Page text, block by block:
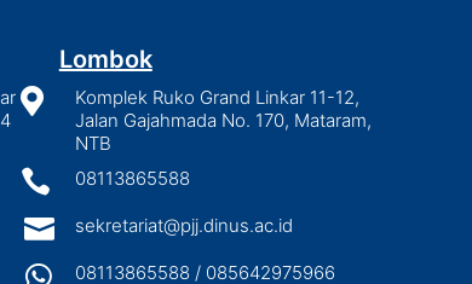
Lombok

Komplek Ruko Grand Linkar 11-12,
Jalan Gajahmada No. 170, Mataram,
NTB
 08113865588
 sekretariat@pjj.dinus.ac.id
 08113865588 / 085642975966